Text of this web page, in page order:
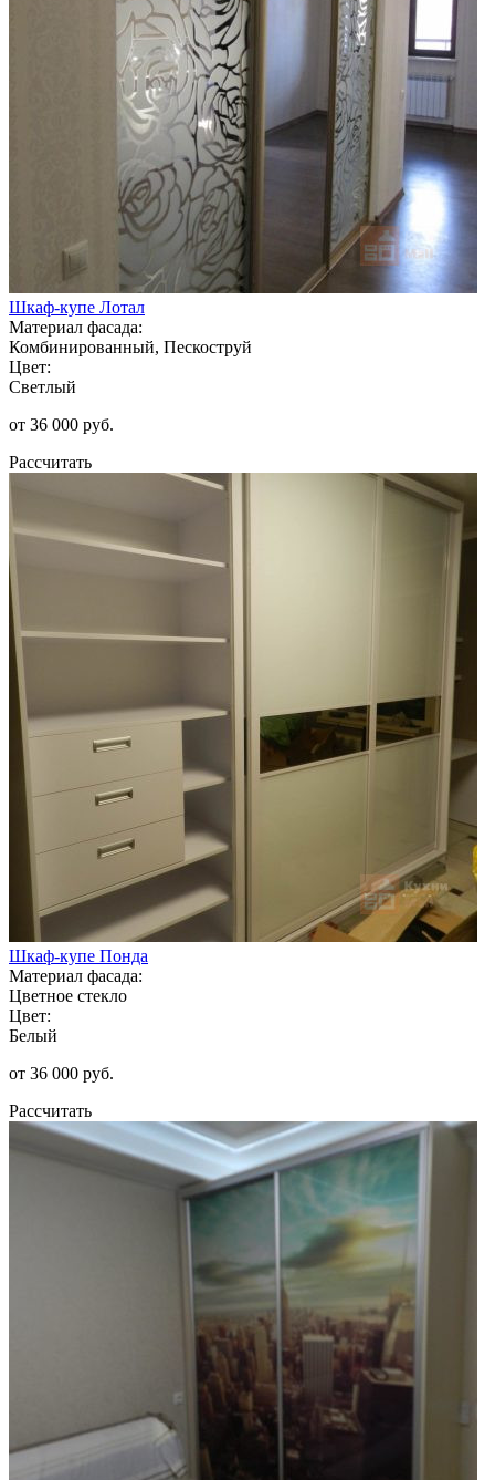
Шкаф-купе Лотал
Материал фасада:
Комбинированный, Пескоструй
Цвет:
Светлый
от 36 000 руб.
Рассчитать
Шкаф-купе Понда
Материал фасада:
Цветное стекло
Цвет:
Белый
от 36 000 руб.
Рассчитать